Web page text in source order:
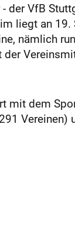
der VfB
liegt an
nämlich
mit dem
Vereinen)